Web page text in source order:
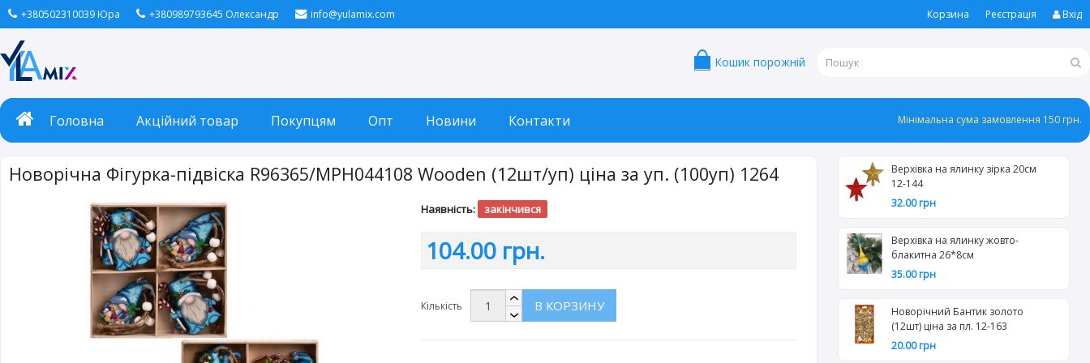
+380502310039 Юра +380989793645 Олександр info@yulamix.com Корзина Реєстрація Вхід
Кошик порожній
Головна Акційний товар Покупцям Опт Новини Контакти Мінімальна сума замовлення 150 грн.
Новорічна Фігурка-підвіска R96365/МРН044108 Wooden (12шт/уп) ціна за уп. (100уп) 1264
Наявність: закінчився
104.00 грн.
Кількість В КОРЗИНУ
Верхівка на ялинку зірка 20см
12-144
32.00 грн
Верхівка на ялинку жовто-
блакитна 26*8см
35.00 грн
Новорічний Бантик золото
(12шт) ціна за пл. 12-163
20.00 грн